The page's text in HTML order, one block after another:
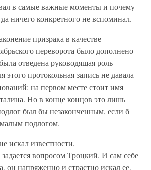
в самые важные моменты и почему
ничего конкретного не вспоминал.
призрака в качестве
переворота было дополнено
отведена руководящая роль
этого протокольная запись не давала
на первом месте стоит имя
Но в конце концов это лишь
был бы незаконченным, если б
подлогом.
искал известности,
вопросом Троцкий. И сам себе
он напряженно и страстно искал ее,